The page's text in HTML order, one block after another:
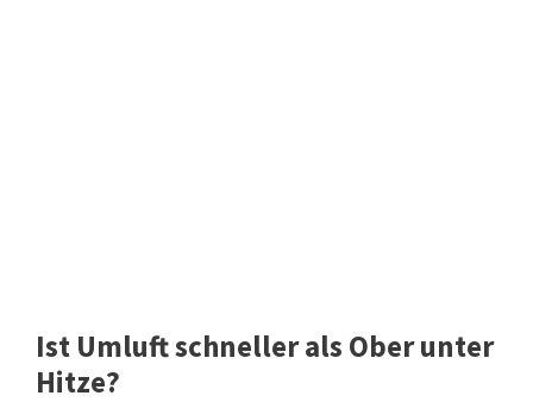
Ist Umluft schneller als Ober unter
Hitze?